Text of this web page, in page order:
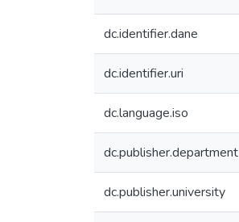
dc.identifier.dane
dc.identifier.uri
dc.language.iso
dc.publisher.department
dc.publisher.university